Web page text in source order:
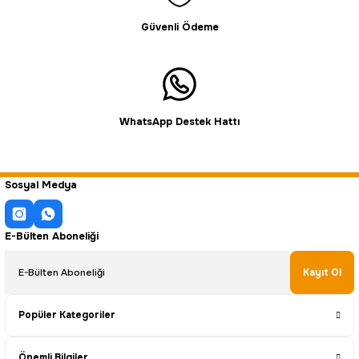
Güvenli Ödeme
WhatsApp Destek Hattı
Sosyal Medya
E-Bülten Aboneliği
Kayıt Ol
Popüler Kategoriler